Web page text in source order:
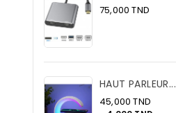
75,000 TND
HAUT PARLEUR...
45,000 TND